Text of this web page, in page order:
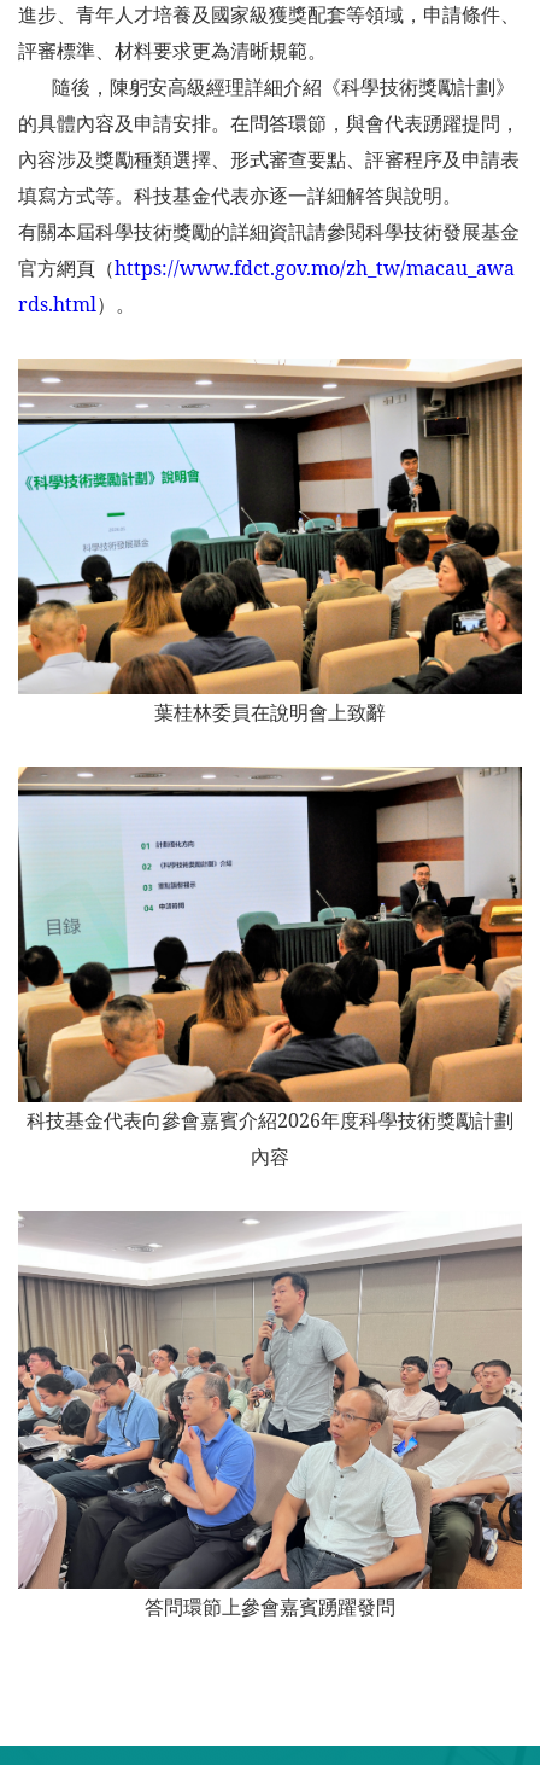
進步、青年人才培養及國家級獲獎配套等領域，申請條件、
評審標準、材料要求更為清晰規範。
隨後，陳躬安高級經理詳細介紹《科學技術獎勵計劃》
的具體內容及申請安排。在問答環節，與會代表踴躍提問，
內容涉及獎勵種類選擇、形式審查要點、評審程序及申請表
填寫方式等。科技基金代表亦逐一詳細解答與說明。
有關本屆科學技術獎勵的詳細資訊請參閱科學技術發展基金
官方網頁（https://www.fdct.gov.mo/zh_tw/macau_awa
rds.html）。
葉桂林委員在說明會上致辭
科技基金代表向參會嘉賓介紹2026年度科學技術獎勵計劃
內容
答問環節上參會嘉賓踴躍發問